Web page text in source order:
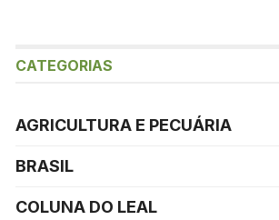
CATEGORIAS
AGRICULTURA E PECUÁRIA
BRASIL
COLUNA DO LEAL